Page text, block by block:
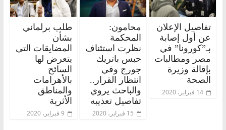
تفاصيل الإعلان
عن أول إصابة
بـ”كورونا” في
مصر ومطالبات
بإقالة وزيرة
الصحة
14 فبراير، 2020
محامون:
المحكمة
نظرت استئناف
حبس باتريك
جورج وفي
انتظار القرار..
والباحث يروي
تفاصيل تعذيبه
15 فبراير، 2020
طلب برلماني
بشأن
المضايقات التى
يتعرض لها
السائح
بالأهرامات
والمناطق
الأثرية
9 فبراير، 2020